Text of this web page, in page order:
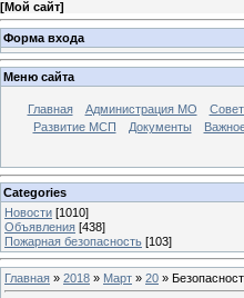
[Мой сайт]
Форма входа
Меню сайта
Главная Администрация МО
Развитие МСП
Документы
Categories
Новости [1010]
Объявления [438]
Пожарная безопасность [103]
Главная » 2018 » Март » 20 »